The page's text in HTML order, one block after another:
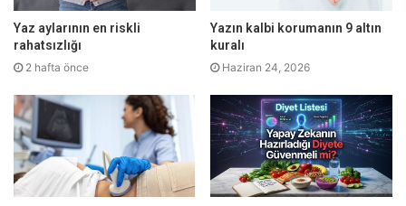
tıkanıklıkları için de önemli bir risk faktörüdür. Dünyada her
yıl yaklaşık 3 milyon insan hareketsiz yaşam nedeni ile
hayatını kaybetmektedir. İstenmeyen etkilerin önüne
haftada 3-4 defa 40-50 dakika kadar düzenli egzersiz
yapmak büyük önem taşımaktadır” diyor.
Yüksek Kolesterol (Yağlı beslenme)
Yaz aylarının en riskli
rahatsızlığı
2 hafta önce
Yazın kalbi korumanın 9 altın
kuralı
Haziran 24, 2026